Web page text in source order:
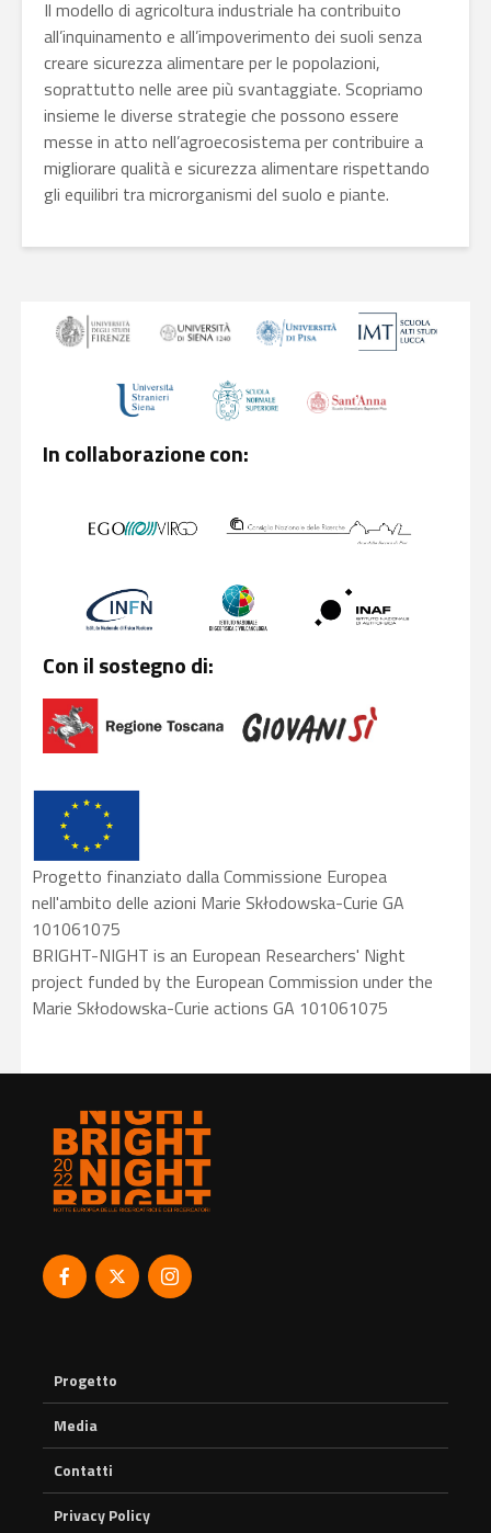
Il modello di agricoltura industriale ha contribuito
all’inquinamento e all’impoverimento dei suoli senza
creare sicurezza alimentare per le popolazioni,
soprattutto nelle aree più svantaggiate. Scopriamo
insieme le diverse strategie che possono essere
messe in atto nell’agroecosistema per contribuire a
migliorare qualità e sicurezza alimentare rispettando
gli equilibri tra microrganismi del suolo e piante.
In collaborazione con:
Con il sostegno di:
Progetto finanziato dalla Commissione Europea
nell'ambito delle azioni Marie Skłodowska-Curie GA
101061075
BRIGHT-NIGHT is an European Researchers' Night
project funded by the European Commission under the
Marie Skłodowska-Curie actions GA 101061075
Progetto
Media
Contatti
Privacy Policy